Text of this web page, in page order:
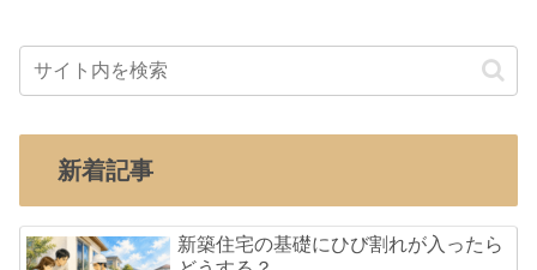
新着記事
新築住宅の基礎にひび割れが入ったら